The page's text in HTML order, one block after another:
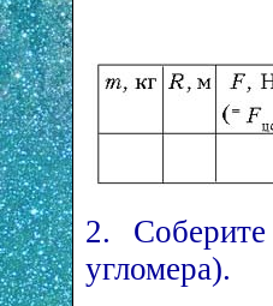
2.
угломера).